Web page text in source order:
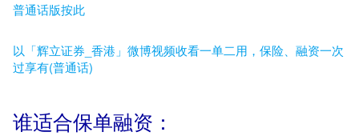
普通话版按此
以「辉立证券_香港」微博视频收看一单二用，保险、融资一次
过享有(普通话)
谁适合保单融资：